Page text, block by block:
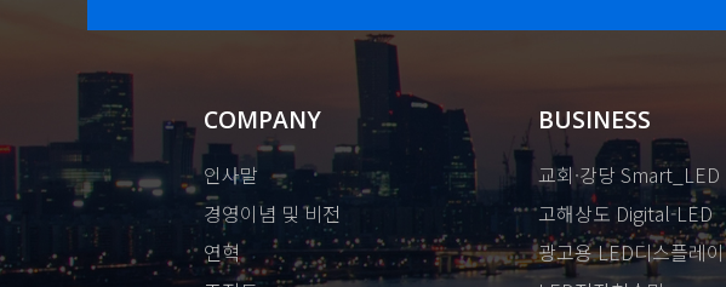
COMPANY
인사말
경영이념 및 비전
연혁
BUSINESS
교회·강당 Smart_LED
고해상도 Digital-LED
광고용 LED디스플레이